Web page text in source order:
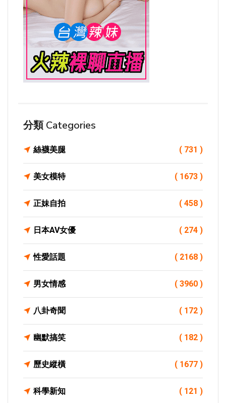
分類 Categories
絲襪美腿 ( 731 )
美女模特 ( 1673 )
正妹自拍 ( 458 )
日本AV女優 ( 274 )
性愛話題 ( 2168 )
男女情感 ( 3960 )
八卦奇聞 ( 172 )
幽默搞笑 ( 182 )
歷史縱橫 ( 1677 )
科學新知 ( 121 )